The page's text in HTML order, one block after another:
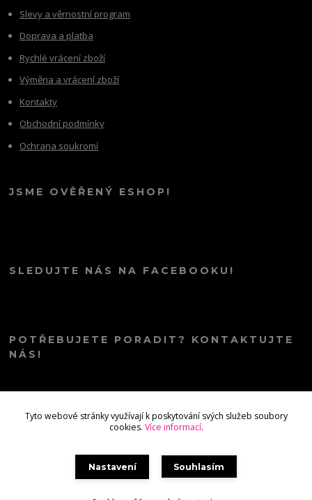
Slevy a věrnostní program
Doprava a platba
Rychlé vrácení zboží
Výměna a vrácení zboží
Kontakty
Obchodní podmínky
Ochrana soukromí
JSME OVĚŘENÝ ESHOP!
SLEDUJTE NÁS NA FACEBOOKU!
POTŘEBUJETE PORADIT? KONTAKTUJTE
NÁS!
Tyto webové stránky využívají k poskytování svých služeb soubory
cookies. Více informací.
Nastavení Souhlasím